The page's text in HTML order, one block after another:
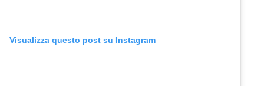
Visualizza questo post su Instagram